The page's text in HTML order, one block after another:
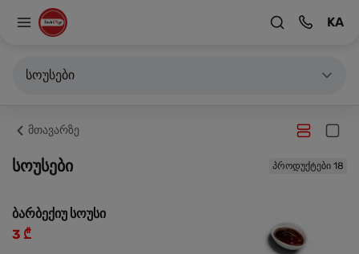
KA
სოუსები
მთავარზე
სოუსები პროდუქტები 18
ბარბექიუ სოუსი
3 ₾